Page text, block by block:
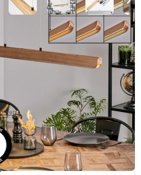
Hanglamp LED Zwart,
€ 249,99
, Gratis verzendingin NL
in winkelwagen
in NL